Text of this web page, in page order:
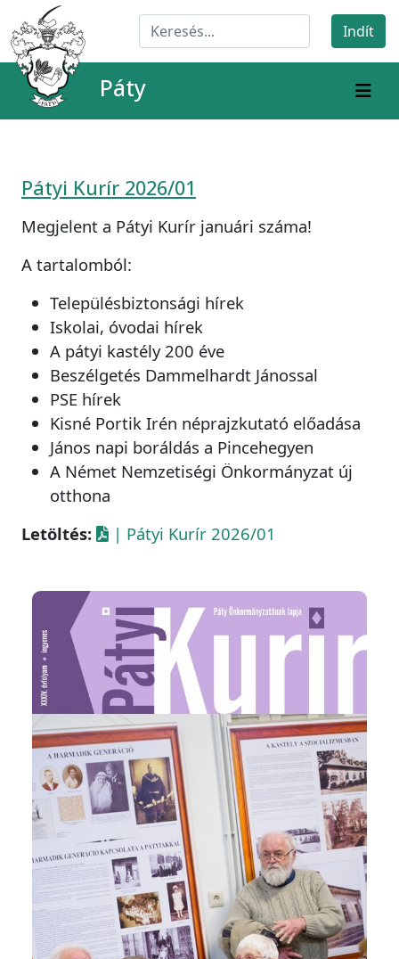
Páty
Pátyi Kurír 2026/01
Megjelent a Pátyi Kurír januári száma!
A tartalomból:
Településbiztonsági hírek
Iskolai, óvodai hírek
A pátyi kastély 200 éve
Beszélgetés Dammelhardt Jánossal
PSE hírek
Kisné Portik Irén néprajzkutató előadása
János napi boráldás a Pincehegyen
A Német Nemzetiségi Önkormányzat új
otthona
Letöltés:
| Pátyi Kurír 2026/01